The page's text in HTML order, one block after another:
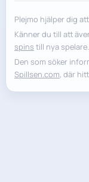
Plejmo hjälper dig
Känner du till att
spins till nya spelare.
Den som söker
Spillsen.com, där